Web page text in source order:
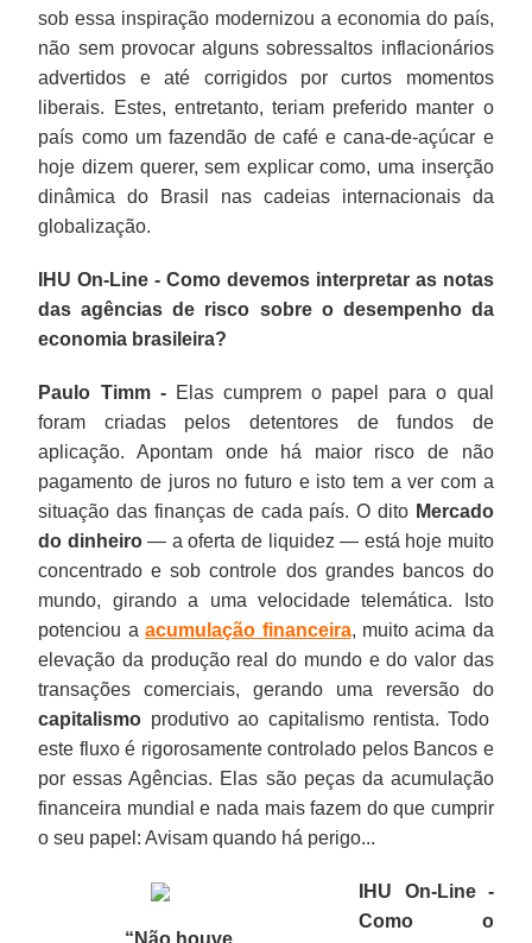
sob essa inspiração modernizou a economia do país,
não sem provocar alguns sobressaltos inflacionários
advertidos e até corrigidos por curtos momentos
liberais. Estes, entretanto, teriam preferido manter o
país como um fazendão de café e cana-de-açúcar e
hoje dizem querer, sem explicar como, uma inserção
dinâmica do Brasil nas cadeias internacionais da
globalização.
IHU On-Line - Como devemos interpretar as notas
das agências de risco sobre o desempenho da
economia brasileira?
Paulo Timm -Elas cumprem o papel para o qual
foram criadas pelos detentores de fundos de
aplicação. Apontam onde há maior risco de não
pagamento de juros no futuro e isto tem a ver com a
situação das finanças de cada país. O dito Mercado
do dinheiro— a oferta de liquidez — está hoje muito
concentrado e sob controle dos grandes bancos do
mundo, girando a uma velocidade telemática. Isto
potenciou aacumulação financeira, muito acima da
elevação da produção real do mundo e do valor das
transações comerciais, gerando uma reversão do
capitalismo produtivo ao capitalismo rentista. Todo
este fluxo é rigorosamente controlado pelos Bancos e
por essas Agências. Elas são peças da acumulação
financeira mundial e nada mais fazem do que cumprir
o seu papel: Avisam quando há perigo...
“Não houve
IHU On-Line -
Como o